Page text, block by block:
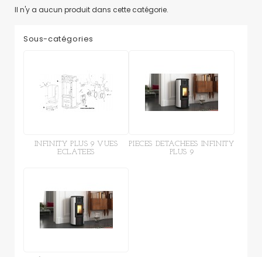
Il n'y a aucun produit dans cette catégorie.
Sous-catégories
INFINITY PLUS 9 VUES
ECLATEES
PIECES DETACHEES INFINITY
PLUS 9